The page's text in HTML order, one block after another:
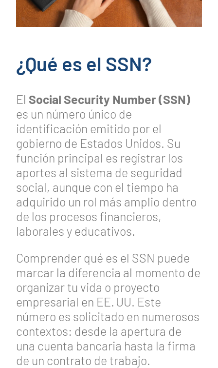
¿Qué es el SSN?
El Social Security Number (SSN)
es un número único de
identificación emitido por el
gobierno de Estados Unidos. Su
función principal es registrar los
aportes al sistema de seguridad
social, aunque con el tiempo ha
adquirido un rol más amplio dentro
de los procesos financieros,
laborales y educativos.
Comprender qué es el SSN puede
marcar la diferencia al momento de
organizar tu vida o proyecto
empresarial en EE. UU. Este
número es solicitado en numerosos
contextos: desde la apertura de
una cuenta bancaria hasta la firma
de un contrato de trabajo.